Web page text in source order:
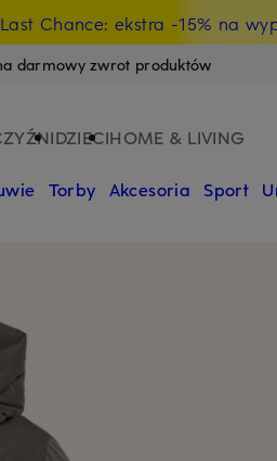
Last Chance: ekstra -15% na
darmowy zwrot produktów
DZIECIHOME & LIVING
Torby Akcesoria Sport